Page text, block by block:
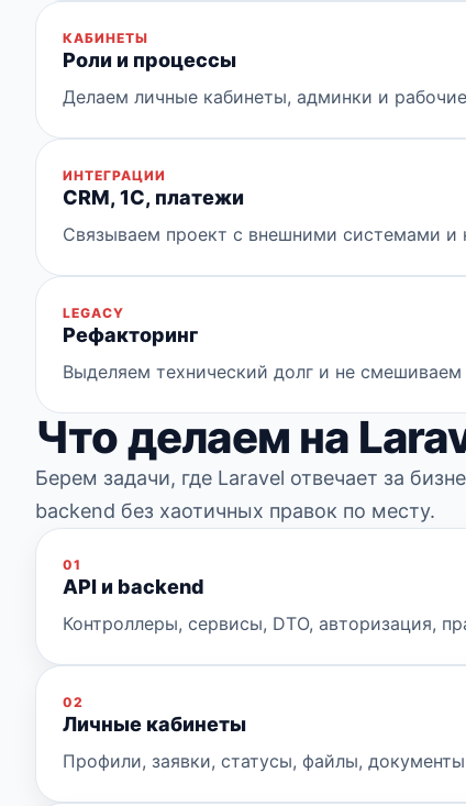
КАБИНЕТЫ
Роли и процессы
Делаем личные кабинеты, админки и
ИНТЕГРАЦИИ
CRM, 1С, платежи
Связываем проект с внешними системами и
LEGACY
Рефакторинг
Выделяем технический долг и не
Что делаем на
Берем задачи, где Laravel отвечает за
backend без хаотичных правок по месту.
01
API и backend
Контроллеры, сервисы, DTO, авторизация,
02
Личные кабинеты
Профили, заявки, статусы, файлы,